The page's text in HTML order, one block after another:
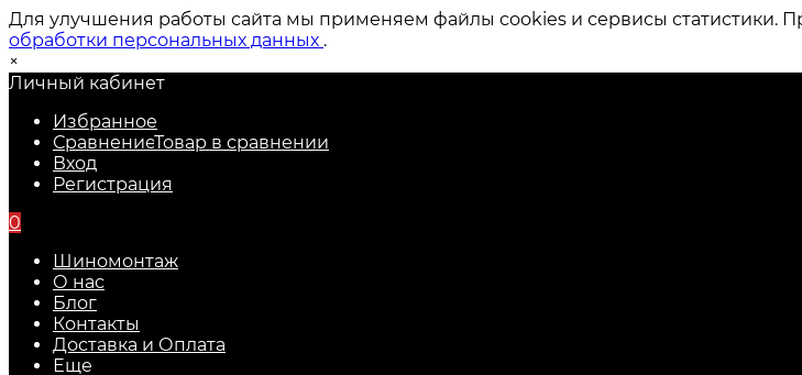
Для улучшения работы сайта мы применяем файлы cookies и сервисы статистики.
обработки персональных данных .
×
Личный кабинет
Избранное
СравнениеТовар в сравнении
Вход
Регистрация
0
Шиномонтаж
О нас
Блог
Контакты
Доставка и Оплата
Еще